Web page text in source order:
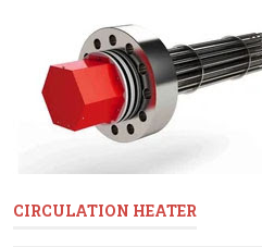
CIRCULATION HEATER